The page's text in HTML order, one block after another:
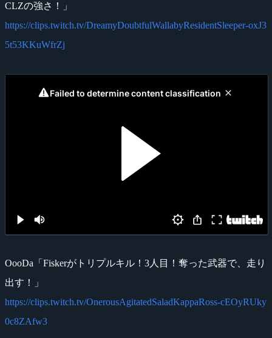
CLZの強さ！」
https://clips.twitch.tv/DreamyDoubtfulWallabyResidentSleeper-oxJ3
5t53KKuWfrZj
OooDa「Fiskerがトリプルキル！3人目！奪った武器で、走り
出す！」
https://clips.twitch.tv/OnerousAgitatedSaladKappaRoss-cEOyRUky
0c8ZAfw3